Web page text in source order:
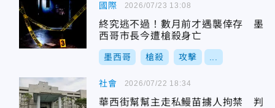
國際
終究逃不過！數月前才遇襲倖存 墨
西哥市長今遭槍殺身亡
墨西哥 槍殺 攻擊
2026/07/23 13:08
社會
華西街幫幫主走私鰻苗擄人拘禁 判
2026/07/22 18:34